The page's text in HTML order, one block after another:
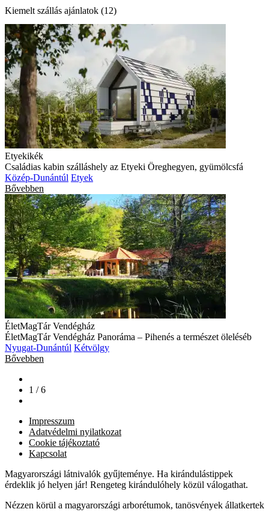
Kiemelt szállás ajánlatok (12)
Etyekikék
Családias kabin szálláshely az Etyeki Öreghegyen, gyümölcsfá
Közép-Dunántúl Etyek
Bővebben
ÉletMagTár Vendégház
ÉletMagTár Vendégház Panoráma – Pihenés a természet öleléséb
Nyugat-Dunántúl Kétvölgy
Bővebben
1 / 6
Impresszum
Adatvédelmi nyilatkozat
Cookie tájékoztató
Kapcsolat
Magyarországi látnivalók gyűjteménye. Ha kirándulástippek
érdeklik jó helyen jár! Rengeteg kirándulóhely közül válogathat.
Nézzen körül a magyarországi arborétumok, tanösvények állatkertek